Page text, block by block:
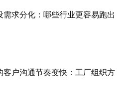
需求分化：哪些行业更容易跑出
客户沟通节奏变快：工厂组织方